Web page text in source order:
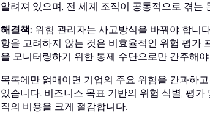
알려져 있으며, 전 세계 조직이 공통적으로 겪는
해결책: 위험 관리자는 사고방식을 바꿔야 합니
항을 고려하지 않는 것은 비효율적인 위험 평가
을 모니터링하기 위한 통제 수단으로만 간주해
목록에만 얽매이면 기업의 주요 위험을 간과하
있습니다. 비즈니스 목표 기반의 위험 식별, 평
직의 비용을 크게 절감합니다.